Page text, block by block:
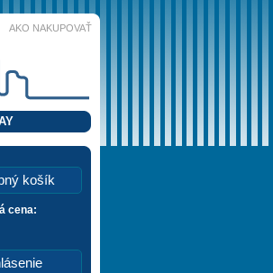
AKO NAKUPOVAŤ
košík
cena: